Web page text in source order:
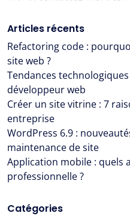
Articles récents
Refactoring code :
site web ?
Tendances
développeur web
Créer un site vitrine : 7
entreprise
WordPress 6.9 :
maintenance de site
Application mobile : quels
professionnelle ?
Catégories